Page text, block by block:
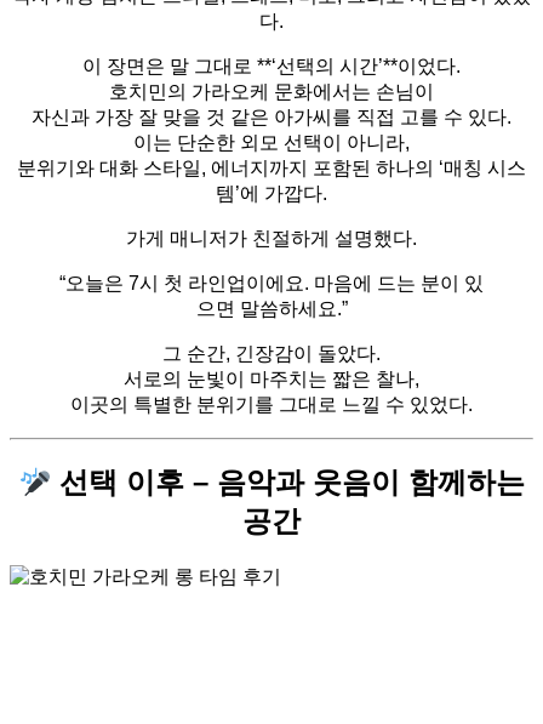
다.
이 장면은 말 그대로 **‘선택의 시간’**이었다.
호치민의 가라오케 문화에서는 손님이
자신과 가장 잘 맞을 것 같은 아가씨를 직접 고를 수 있다.
이는 단순한 외모 선택이 아니라,
분위기와 대화 스타일, 에너지까지 포함된 하나의 ‘매칭 시스
템’에 가깝다.
가게 매니저가 친절하게 설명했다.
“오늘은 7시 첫 라인업이에요. 마음에 드는 분이 있
으면 말씀하세요.”
그 순간, 긴장감이 돌았다.
서로의 눈빛이 마주치는 짧은 찰나,
이곳의 특별한 분위기를 그대로 느낄 수 있었다.
선택 이후 – 음악과 웃음이 함께하는
공간